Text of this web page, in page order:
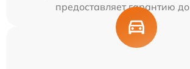
предоставляет гарантию до